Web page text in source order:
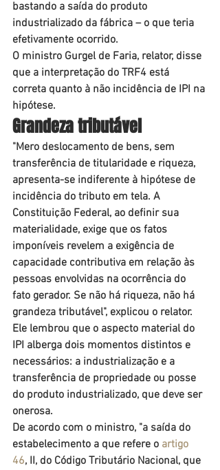
bastando a saída do produto
industrializado da fábrica – o que teria
efetivamente ocorrido.
O ministro Gurgel de Faria, relator, disse
que a interpretação do TRF4 está
correta quanto à não incidência de IPI na
hipótese.
Grandeza t​ributável
"Mero deslocamento de bens, sem
transferência de titularidade e riqueza,
apresenta-se indiferente à hipótese de
incidência do tributo em tela. A
Constituição Federal, ao definir sua
materialidade, exige que os fatos
imponíveis revelem a exigência de
capacidade contributiva em relação às
pessoas envolvidas na ocorrência do
fato gerador. Se não há riqueza, não há
grandeza tributável", explicou o relator.
Ele lembrou que o aspecto material do
IPI alberga dois momentos distintos e
necessários: a industrialização e a
transferência de propriedade ou posse
do produto industrializado, que deve ser
onerosa.
De acordo com o ministro, "a saída do
estabelecimento a que refere o artigo
46, II, do Código Tributário Nacional, que